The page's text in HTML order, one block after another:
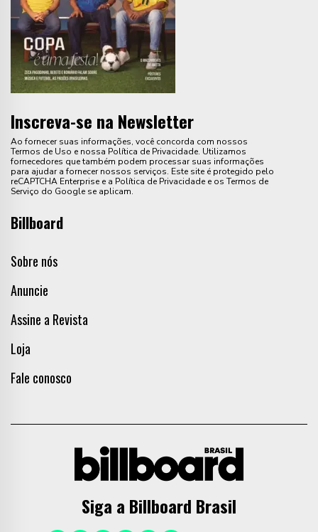
Inscreva-se na Newsletter
Ao fornecer suas informações, você concorda com nossos
Termos de Uso e nossa Política de Privacidade. Utilizamos
fornecedores que também podem processar suas informações
para ajudar a fornecer nossos serviços. Este site é protegido pelo
reCAPTCHA Enterprise e a Política de Privacidade e os Termos de
Serviço do Google se aplicam.
Billboard
Sobre nós
Anuncie
Assine a Revista
Loja
Fale conosco
Siga a Billboard Brasil